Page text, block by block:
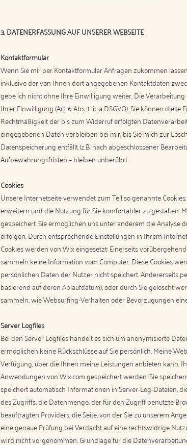
3. DATENERFASSUNG AUF UNSERER WEBSEITE
Kontaktformular
Wenn Sie mir per Kontaktformular Anfragen zukommen
inklusive der von Ihnen dort angegebenen Kontaktdaten
gebe ich nicht ohne Ihre Einwilligung weiter. Die
Ihrer Einwilligung (Art. 6 Abs. 1 lit. a DSGVO). Sie können
Rechtmäßigkeit der bis zum Widerruf erfolgten
eingegebenen Daten verbleiben bei mir, bis Sie mich zur
Datenspeicherung entfällt (z.B. nach abgeschlossener
Aufbewahrungsfristen – bleiben unberührt.
Cookies
Unsere Internetseite verwendet zum Teil so genannte
erweitern und die Nutzung für Sie komfortabler zu gestalten.
gespeichert. Sie ermöglichen uns unter anderem die Analyse
erfolgen. Durch entsprechende Einstellungen in Ihrem
Cookies werden von Wix eingesetzt: Einerseits
sammeln keine Information vom Computer. Diese Cookies
persönlichen Daten der Nutzer nicht speichert. Andererseits
basierend auf deren Ablaufdatum), oder durch Sie gelöscht
sammeln, wie Websurfing-Verhalten oder Bevorzugungen
Server Logfiles
Bei den Server Logfiles handelt es sich um anonymisierte
ermöglichen keine Rückschlüsse auf Sie persönlich. Meine
Verfügung, über die Ihnen meine Leistungen anbieten kann.
Anwendungen von Wix.com gespeichert werden. Sie
speichert automatisch Informationen in Server-Log-Dateien,
des Zugriffs, die Datenmenge, der für den Zugriff benutzte
beauftragten Providers, die Seite, von der Sie zu unserem
eine genaue Prüfung bei Verdacht auf eine rechtswidrige
wird nicht vorgenommen. Grundlage für die